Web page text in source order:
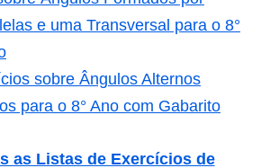
e uma Transversal para o 8°
sobre Ângulos Alternos
para o 8° Ano com Gabarito
as Listas de Exercícios de